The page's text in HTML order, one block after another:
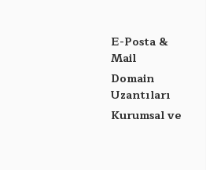
E-Posta &
Mail
Domain
Uzantıları
Kurumsal ve